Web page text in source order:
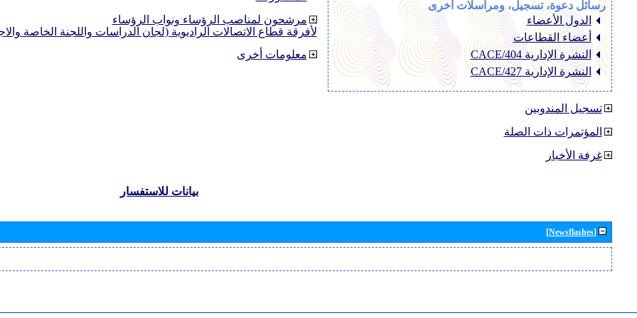
مرشحون لمناصب الرؤساء ونواب الرؤساء
لأفرقة قطاع الاتصالات الراديوية (لجان الدراسات واللجنة الخاصة
معلومات أخرى
رسائل دعوة، تسجيل، ومراسلات أخرى
الدول الأعضاء
أعضاء القطاعات
النشرة الإدارية CACE/404
النشرة الإدارية CACE/427
تسجيل المندوبين
المؤتمرات ذات الصلة
غرفة الأخبار
بيانات للاستفسار
[Newsflashes]